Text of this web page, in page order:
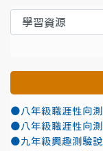
●八年級職涯性向測
●八年級職涯性向
●九年級興趣測驗說